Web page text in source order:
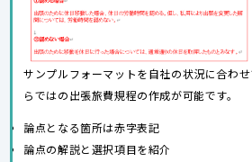
サンプルフォーマットを自社の状況に合わ
らではの出張旅費規程の作成が可能です。
論点となる箇所は赤字表記
論点の解説と選択項目を紹介